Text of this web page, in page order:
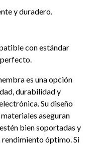
y duradero.
con estándar
es una opción
durabilidad y
Su diseño
aseguran
bien soportadas y
rendimiento óptimo. Si